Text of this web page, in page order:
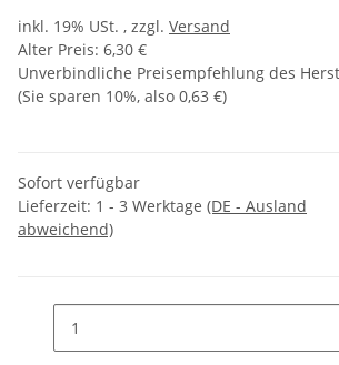
inkl. 19% USt. , zzgl. Versand
Alter Preis: 6,30 €
Unverbindliche Preisempfehlung des
(Sie sparen 10%, also 0,63 €)
Sofort verfügbar
Lieferzeit: 1 - 3 Werktage (DE - Ausland
abweichend)